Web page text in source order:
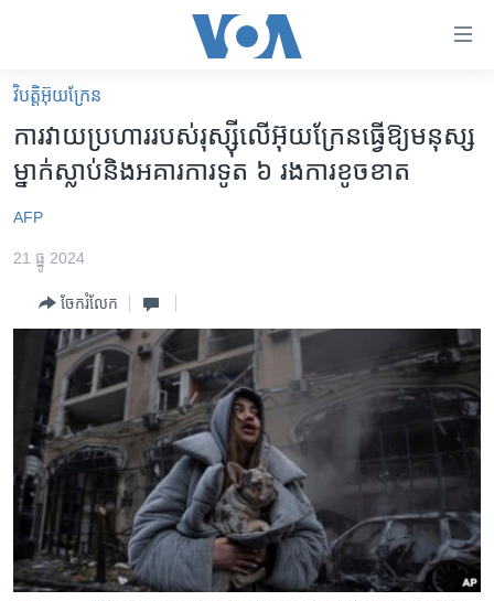
គេហទំព័រ​
ទាក់ទង
និង​
ទំព័រ​
ទំព័រ​
រចនា
និង​
អន្តរជាតិ
ហេឡូវីអូអេ
កម្ពុជាច្នៃប្រតិដ្ឋ
ព្រឹត្តិការណ៍ព័ត៌មាន
ទូរទស្សន៍ / វីដេអូ​
វិទ្យុ / ផតខាសថ៍
កម្មវិធីទាំងអស់
Khmer English
បណ្តាញ​សង្គម
វិបត្តិអ៊ុយក្រែន
ការ​វាយ​ប្រហារ​របស់​រុស្ស៊ី​លើ​អ៊ុយក្រែន​ធ្វើ​ឱ្យ​មនុស្ស​
ម្នាក់​ស្លាប់​និង​អគារ​ការ​ទូត ៦ រង​ការ​ខូចខាត
AFP
21 ធ្នូ 2024
ចែករំលែក